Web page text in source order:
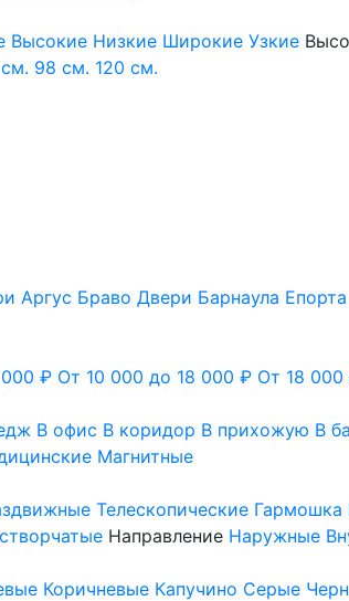
Высокие Низкие Широкие Узкие
98 см. 120 см.
Аргус Браво Двери Барнаула Епорта
₽ От 10 000 до 18 000 ₽ От 18 000
В офис В коридор В прихожую В
Магнитные
Телескопические Гармошка
Направление Наружные
Коричневые Капучино Серые